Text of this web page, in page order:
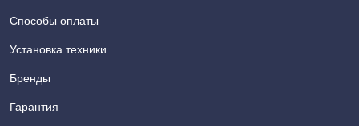
Способы оплаты
Установка техники
Бренды
Гарантия